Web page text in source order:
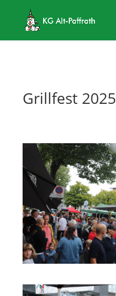
Grillfest 2025